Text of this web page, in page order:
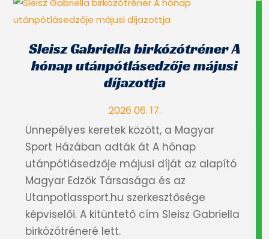
Sleisz Gabriella birkózótréner A
hónap utánpótlásedzője májusi
díjazottja
2026 06. 17.
Ünnepélyes keretek között, a Magyar
Sport Házában adták át A hónap
utánpótlásedzője májusi díját az alapító
Magyar Edzők Társasága és az
Utanpotlassport.hu szerkesztősége
képviselői. A kitüntető cím Sleisz Gabriella
birkózótréneré lett.